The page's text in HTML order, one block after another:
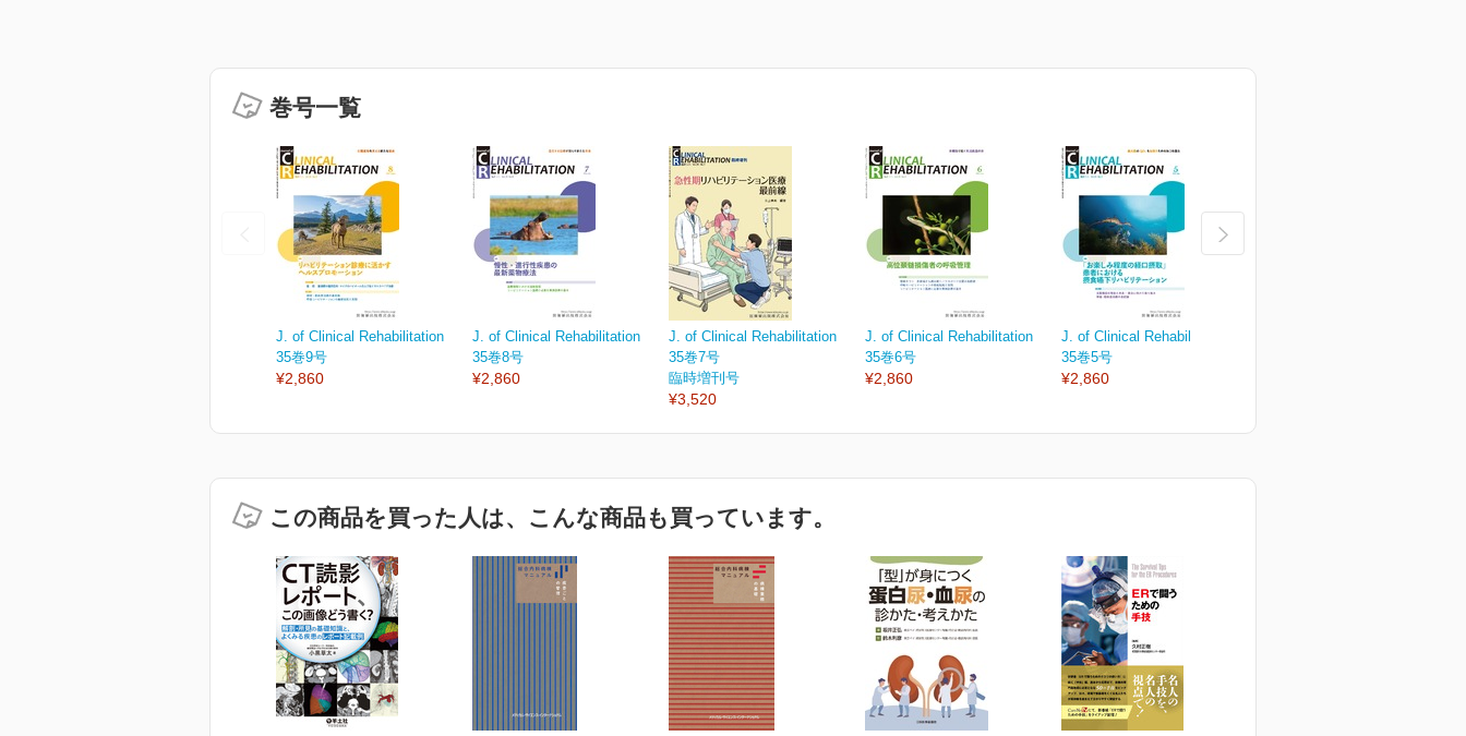
巻号一覧
J. of Clinical Rehabilitation
35巻9号
¥2,860
J. of Clinical Rehabilitation
35巻8号
¥2,860
J. of Clinical Rehabilitation
35巻7号
臨時増刊号
¥3,520
J. of Clinical Rehabilitation
35巻6号
¥2,860
J. of Clinical Rehabilitation
35巻5号
¥2,860
この商品を買った人は、こんな商品も買っています。